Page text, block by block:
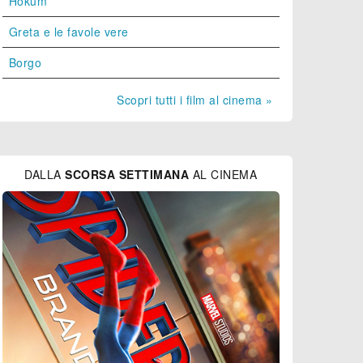
Greta e le favole vere
Borgo
Scopri tutti i film al cinema »
DALLASCORSA SETTIMANA AL CINEMA